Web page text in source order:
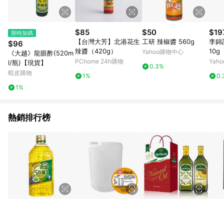
限時加碼
$96
《大越》龍眼酢(520m
l/瓶)【現貨】
蝦皮購物
1%
$85
【台灣大芳】北港花生
辣醬（420g）
PChome 24h購物
1%
$50
工研 辣椒醬 560g
Yahoo購物中心
0.3%
李錦
10g
熱銷排行榜